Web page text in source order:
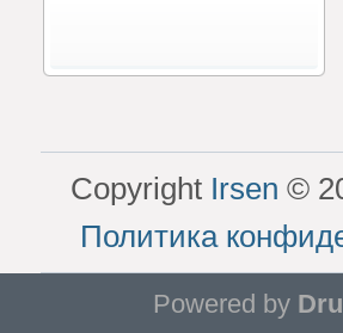
Copyright Irsen ©
Политика
Powered by